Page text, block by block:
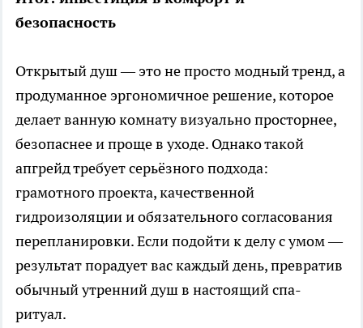
безопасность
Открытый душ — это не просто модный тренд, а
продуманное эргономичное решение, которое
делает ванную комнату визуально просторнее,
безопаснее и проще в уходе. Однако такой
апгрейд требует серьёзного подхода:
грамотного проекта, качественной
гидроизоляции и обязательного согласования
перепланировки. Если подойти к делу с умом —
результат порадует вас каждый день, превратив
обычный утренний душ в настоящий спа-
ритуал.